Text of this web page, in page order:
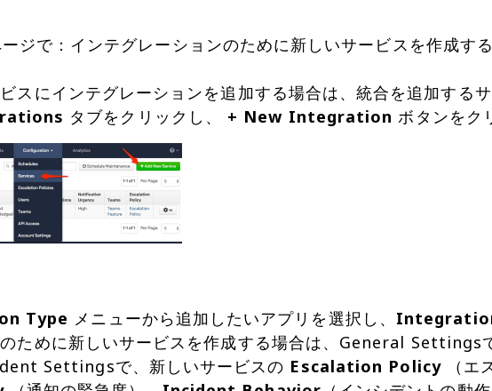
ジで：インテグレーションのために新しいサービスを作成す
スにインテグレーションを追加する場合は、統合を追加する
タブをクリックし、 + New Integration
Type メニューから追加したいアプリを選択し、
ために新しいサービスを作成する場合は、General Settings
Settingsで、新しいサービスの Escalation Policy（エ